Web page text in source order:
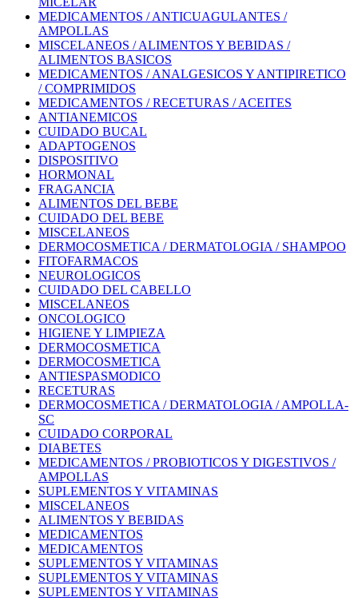
MEDICAMENTOS / ANTICUAGULANTES /
AMPOLLAS
MISCELANEOS / ALIMENTOS Y BEBIDAS /
ALIMENTOS BASICOS
MEDICAMENTOS / ANALGESICOS Y ANTIPIRETICO
/ COMPRIMIDOS
MEDICAMENTOS / RECETURAS / ACEITES
ANTIANEMICOS
CUIDADO BUCAL
ADAPTOGENOS
DISPOSITIVO
HORMONAL
FRAGANCIA
ALIMENTOS DEL BEBE
CUIDADO DEL BEBE
MISCELANEOS
DERMOCOSMETICA / DERMATOLOGIA / SHAMPOO
FITOFARMACOS
NEUROLOGICOS
CUIDADO DEL CABELLO
MISCELANEOS
ONCOLOGICO
HIGIENE Y LIMPIEZA
DERMOCOSMETICA
DERMOCOSMETICA
ANTIESPASMODICO
RECETURAS
DERMOCOSMETICA / DERMATOLOGIA / AMPOLLA-
SC
CUIDADO CORPORAL
DIABETES
MEDICAMENTOS / PROBIOTICOS Y DIGESTIVOS /
AMPOLLAS
SUPLEMENTOS Y VITAMINAS
MISCELANEOS
ALIMENTOS Y BEBIDAS
MEDICAMENTOS
MEDICAMENTOS
SUPLEMENTOS Y VITAMINAS
SUPLEMENTOS Y VITAMINAS
SUPLEMENTOS Y VITAMINAS